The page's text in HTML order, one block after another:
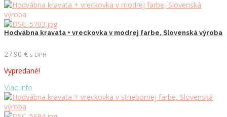
Hodvábna kravata + vreckovka v modrej farbe, Slovenská výroba
27.90 € s DPH
Vypredané!
Viac info